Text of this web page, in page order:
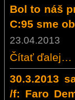
Bol to náš
C:95 sme
23.04.2013
Čítať ďalej…
30.3.2013
/f: Faro